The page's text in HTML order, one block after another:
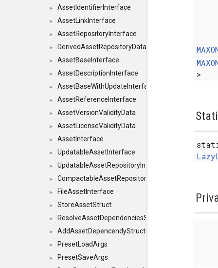
► AssetIdentifierInterface
► AssetLinkInterface
► AssetRepositoryInterface
► DerivedAssetRepositoryDataInterface
► AssetBaseInterface
► AssetDescriptionInterface
► AssetBaseWithUpdateInterface
► AssetReferenceInterface
► AssetVersionValidityData
► AssetLicenseValidityData
► AssetInterface
► UpdatableAssetInterface
► UpdatableAssetRepositoryInterface
► CompactableAssetRepositoryInterface
► FileAssetInterface
► StoreAssetStruct
► ResolveAssetDependenciesStruct
► AddAssetDepencendyStruct
► PresetLoadArgs
►
PresetSaveArgs
>